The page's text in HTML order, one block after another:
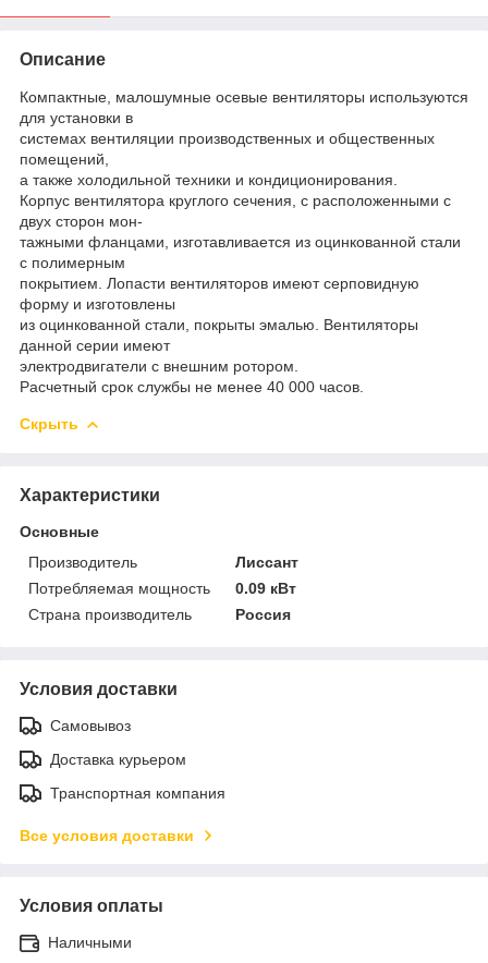
Описание
Компактные, малошумные осевые вентиляторы используются
для установки в
системах вентиляции производственных и общественных
помещений,
а также холодильной техники и кондиционирования.
Корпус вентилятора круглого сечения, с расположенными с
двух сторон мон-
тажными фланцами, изготавливается из оцинкованной стали
с полимерным
покрытием. Лопасти вентиляторов имеют серповидную
форму и изготовлены
из оцинкованной стали, покрыты эмалью. Вентиляторы
данной серии имеют
электродвигатели с внешним ротором.
Расчетный срок службы не менее 40 000 часов.
Скрыть
Характеристики
Основные
Производитель
Лиссант
Потребляемая мощность
0.09 кВт
Страна производитель
Россия
Условия доставки
Самовывоз
Доставка курьером
Транспортная компания
Все условия доставки
Условия оплаты
Наличными